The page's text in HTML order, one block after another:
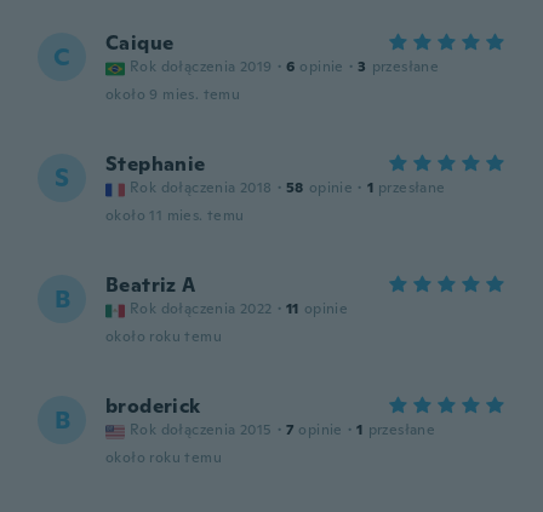
C Caique
Rok dołączenia 2019 · 6 opinie · 3 przesłane
około 9 mies. temu
S Stephanie
Rok dołączenia 2018 · 58 opinie · 1 przesłane
około 11 mies. temu
B Beatriz A
Rok dołączenia 2022 · 11 opinie
około roku temu
B broderick
Rok dołączenia 2015 · 7 opinie · 1 przesłane
około roku temu